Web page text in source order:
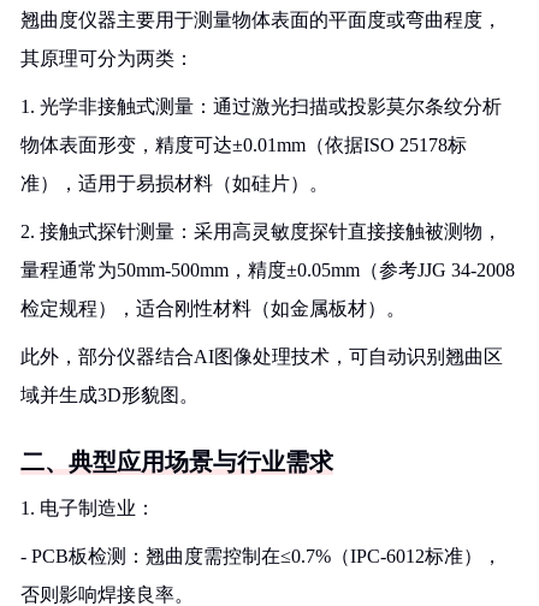
翘曲度仪器主要用于测量物体表面的平面度或弯曲程度，
其原理可分为两类：
1. 光学非接触式测量：通过激光扫描或投影莫尔条纹分析
物体表面形变，精度可达±0.01mm（依据ISO 25178标
准），适用于易损材料（如硅片）。
2. 接触式探针测量：采用高灵敏度探针直接接触被测物，
量程通常为50mm-500mm，精度±0.05mm（参考JJG 34-2008
检定规程），适合刚性材料（如金属板材）。
此外，部分仪器结合AI图像处理技术，可自动识别翘曲区
域并生成3D形貌图。
二、典型应用场景与行业需求
1. 电子制造业：
- PCB板检测：翘曲度需控制在≤0.7%（IPC-6012标准），
否则影响焊接良率。